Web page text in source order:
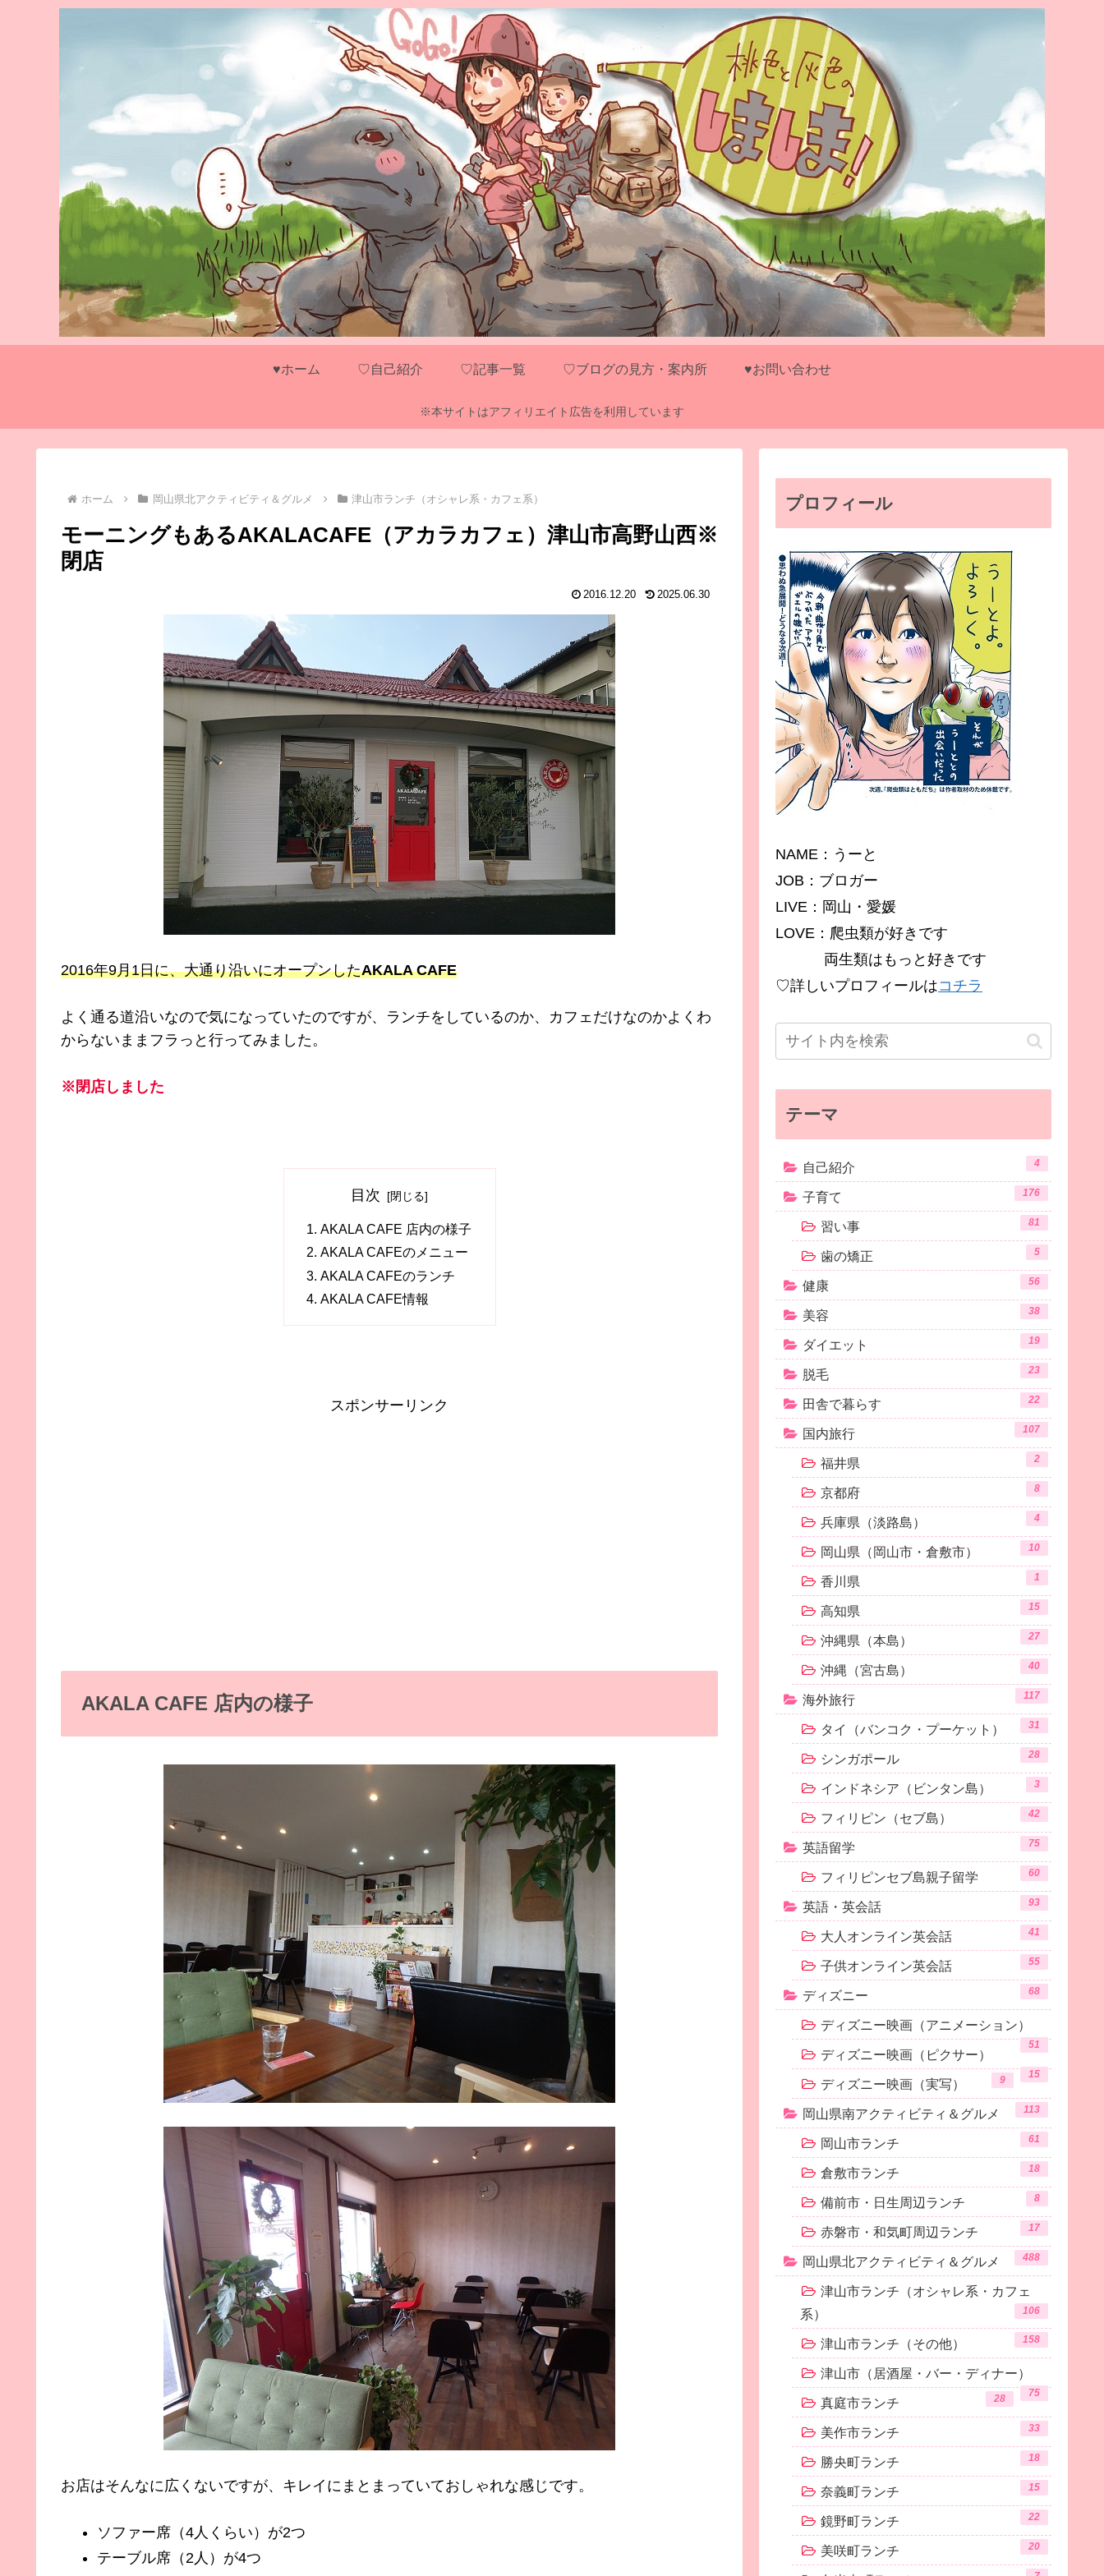
♥ホーム ♡自己紹介 ♡記事一覧 ♡ブログの見方・案内所 ♥お問い合わせ
※本サイトはアフィリエイト広告を利用しています
ホーム 岡山県北アクティビティ＆グルメ 津山市ランチ（オシャレ系・カフェ系）
モーニングもあるAKALACAFE（アカラカフェ）津山市高野山西※
閉店
2016.12.20 2025.06.30
2016年9月1日に、大通り沿いにオープンしたAKALA CAFE
よく通る道沿いなので気になっていたのですが、ランチをしているのか、カフェだけなのかよくわ
からないままフラっと行ってみました。
※閉店しました
目次
AKALA CAFE 店内の様子
AKALA CAFEのメニュー
AKALA CAFEのランチ
AKALA CAFE情報
スポンサーリンク
AKALA CAFE 店内の様子
お店はそんなに広くないですが、キレイにまとまっていておしゃれな感じです。
ソファー席（4人くらい）が2つ
テーブル席（2人）が4つ
プロフィール
NAME：うーと
JOB：ブロガー
LIVE：岡山・愛媛
LOVE：爬虫類が好きです
両生類はもっと好きです
♡詳しいプロフィールはコチラ
テーマ
自己紹介 4
子育て 176
習い事 81
歯の矯正 5
健康 56
美容 38
ダイエット 19
脱毛 23
田舎で暮らす 22
国内旅行 107
福井県 2
京都府 8
兵庫県（淡路島） 4
岡山県（岡山市・倉敷市） 10
香川県 1
高知県 15
沖縄県（本島） 27
沖縄（宮古島） 40
海外旅行 117
タイ（バンコク・プーケット） 31
シンガポール 28
インドネシア（ビンタン島） 3
フィリピン（セブ島） 42
英語留学 75
フィリピンセブ島親子留学 60
英語・英会話 93
大人オンライン英会話 41
子供オンライン英会話 55
ディズニー 68
ディズニー映画（アニメーション）
51
ディズニー映画（ピクサー）
15
ディズニー映画（実写） 9
岡山県南アクティビティ＆グルメ 113
岡山市ランチ 61
倉敷市ランチ 18
備前市・日生周辺ランチ 8
赤磐市・和気町周辺ランチ 17
岡山県北アクティビティ＆グルメ 488
津山市ランチ（オシャレ系・カフェ
系）
106
津山市ランチ（その他） 158
津山市（居酒屋・バー・ディナー）
75
真庭市ランチ 28
美作市ランチ 33
勝央町ランチ 18
奈義町ランチ 15
鏡野町ランチ 22
美咲町ランチ 20